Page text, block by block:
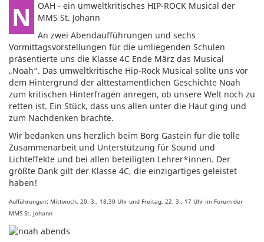
NOAH - ein umweltkritisches HIP-ROCK Musical der
MMS St. Johann
An zwei Abendaufführungen und sechs
Vormittagsvorstellungen für die umliegenden Schulen
präsentierte uns die Klasse 4C Ende März das Musical
„Noah“. Das umweltkritische Hip-Rock Musical sollte uns vor
dem Hintergrund der alttestamentlichen Geschichte Noah
zum kritischen Hinterfragen anregen, ob unsere Welt noch zu
retten ist. Ein Stück, dass uns allen unter die Haut ging und
zum Nachdenken brachte.
Wir bedanken uns herzlich beim Borg Gastein für die tolle
Zusammenarbeit und Unterstützung für Sound und
Lichteffekte und bei allen beteiligten Lehrer*innen. Der
größte Dank gilt der Klasse 4C, die einzigartiges geleistet
haben!
Aufführungen: Mittwoch, 20. 3., 18.30 Uhr und Freitag, 22. 3., 17 Uhr im Forum der
MMS St. Johann